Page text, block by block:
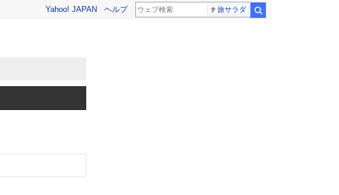
Yahoo! JAPAN ヘルプ 旅サラダ